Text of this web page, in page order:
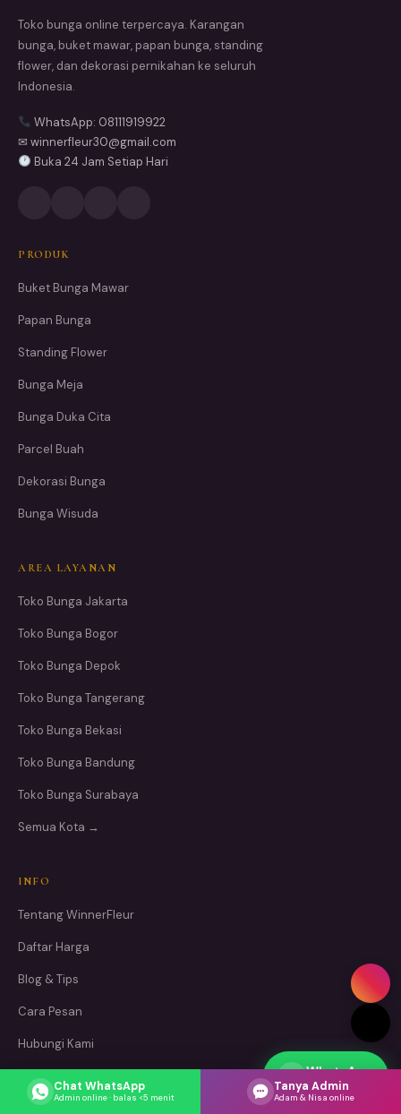
Toko bunga online terpercaya. Karangan
bunga, buket mawar, papan bunga, standing
flower, dan dekorasi pernikahan ke seluruh
Indonesia.
WhatsApp: 08111919922
✉ winnerfleur30@gmail.com
Buka 24 Jam Setiap Hari
PRODUK
Buket Bunga Mawar
Papan Bunga
Standing Flower
Bunga Meja
Bunga Duka Cita
Parcel Buah
Dekorasi Bunga
Bunga Wisuda
AREA LAYANAN
Toko Bunga Jakarta
Toko Bunga Bogor
Toko Bunga Depok
Toko Bunga Tangerang
Toko Bunga Bekasi
Toko Bunga Bandung
Toko Bunga Surabaya
Semua Kota →
INFO
Tentang WinnerFleur
Daftar Harga
Blog & Tips
Cara Pesan
Hubungi Kami
METODE PEMBAYARAN
WhatsApp
Respons cepat
Chat WhatsApp
Admin online · balas <5 menit
Tanya Admin
Adam & Nisa online